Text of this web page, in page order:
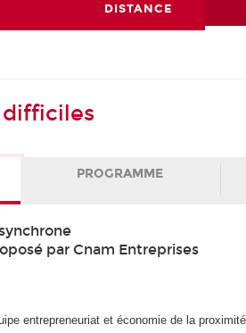
DISTANCE
PROGRAMME
par Cnam Entreprises
entrepreneuriat et économie de la